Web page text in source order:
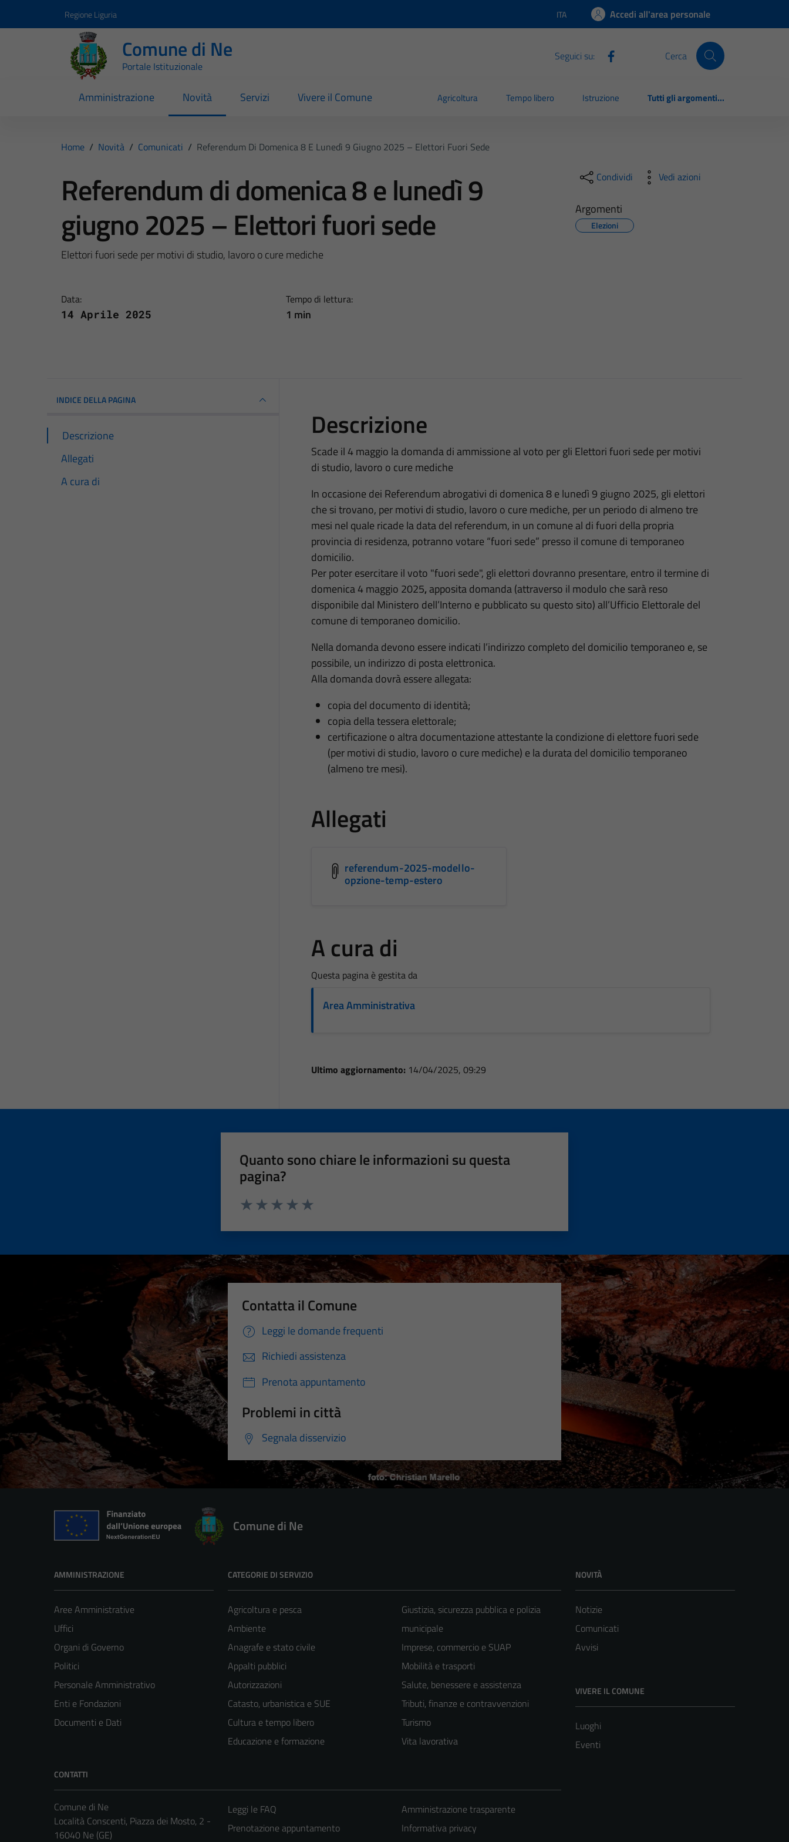
Regione Liguria Lingua attiva:
ITA Accedi all'area personale
Comune di Ne
Portale Istituzionale
Seguici su: Cerca
Amministrazione Novità Servizi Vivere il Comune Agricoltura Tempo libero Istruzione Tutti gli argomenti...
Home / Novità / Comunicati / Referendum Di Domenica 8 E Lunedì 9 Giugno 2025 – Elettori Fuori Sede
Referendum di domenica 8 e lunedì 9
giugno 2025 – Elettori fuori sede
Elettori fuori sede per motivi di studio, lavoro o cure mediche
Data:
14 Aprile 2025
Tempo di lettura:
1 min
Condividi Vedi azioni
Argomenti
Elezioni
INDICE DELLA PAGINA
Descrizione
Allegati
A cura di
Descrizione
Scade il 4 maggio la domanda di ammissione al voto per gli Elettori fuori sede per motivi
di studio, lavoro o cure mediche
In occasione dei Referendum abrogativi di domenica 8 e lunedì 9 giugno 2025, gli elettori
che si trovano, per motivi di studio, lavoro o cure mediche, per un periodo di almeno tre
mesi nel quale ricade la data del referendum, in un comune al di fuori della propria
provincia di residenza, potranno votare “fuori sede” presso il comune di temporaneo
domicilio.
Per poter esercitare il voto "fuori sede", gli elettori dovranno presentare, entro il termine di
domenica 4 maggio 2025, apposita domanda (attraverso il modulo che sarà reso
disponibile dal Ministero dell’Interno e pubblicato su questo sito) all’Ufficio Elettorale del
comune di temporaneo domicilio.
Nella domanda devono essere indicati l’indirizzo completo del domicilio temporaneo e, se
possibile, un indirizzo di posta elettronica.
Alla domanda dovrà essere allegata:
copia del documento di identità;
copia della tessera elettorale;
certificazione o altra documentazione attestante la condizione di elettore fuori sede
(per motivi di studio, lavoro o cure mediche) e la durata del domicilio temporaneo
(almeno tre mesi).
Allegati
referendum-2025-modello-
opzione-temp-estero
A cura di
Questa pagina è gestita da
Area Amministrativa
Ultimo aggiornamento: 14/04/2025, 09:29
Quanto sono chiare le informazioni su questa
pagina?
Contatta il Comune
Leggi le domande frequenti
Richiedi assistenza
Prenota appuntamento
Problemi in città
Segnala disservizio
Comune di Ne
AMMINISTRAZIONE
Aree Amministrative
Uffici
Organi di Governo
Politici
Personale Amministrativo
Enti e Fondazioni
Documenti e Dati
CATEGORIE DI SERVIZIO
Agricoltura e pesca
Ambiente
Anagrafe e stato civile
Appalti pubblici
Autorizzazioni
Catasto, urbanistica e SUE
Cultura e tempo libero
Educazione e formazione
Giustizia, sicurezza pubblica e polizia
municipale
Imprese, commercio e SUAP
Mobilità e trasporti
Salute, benessere e assistenza
Tributi, finanze e contravvenzioni
Turismo
Vita lavorativa
NOVITÀ
Notizie
Comunicati
Avvisi
VIVERE IL COMUNE
Luoghi
Eventi
CONTATTI
Comune di Ne
Località Conscenti, Piazza dei Mosto, 2 -
16040 Ne (GE)
Leggi le FAQ
Prenotazione appuntamento
Amministrazione trasparente
Informativa privacy